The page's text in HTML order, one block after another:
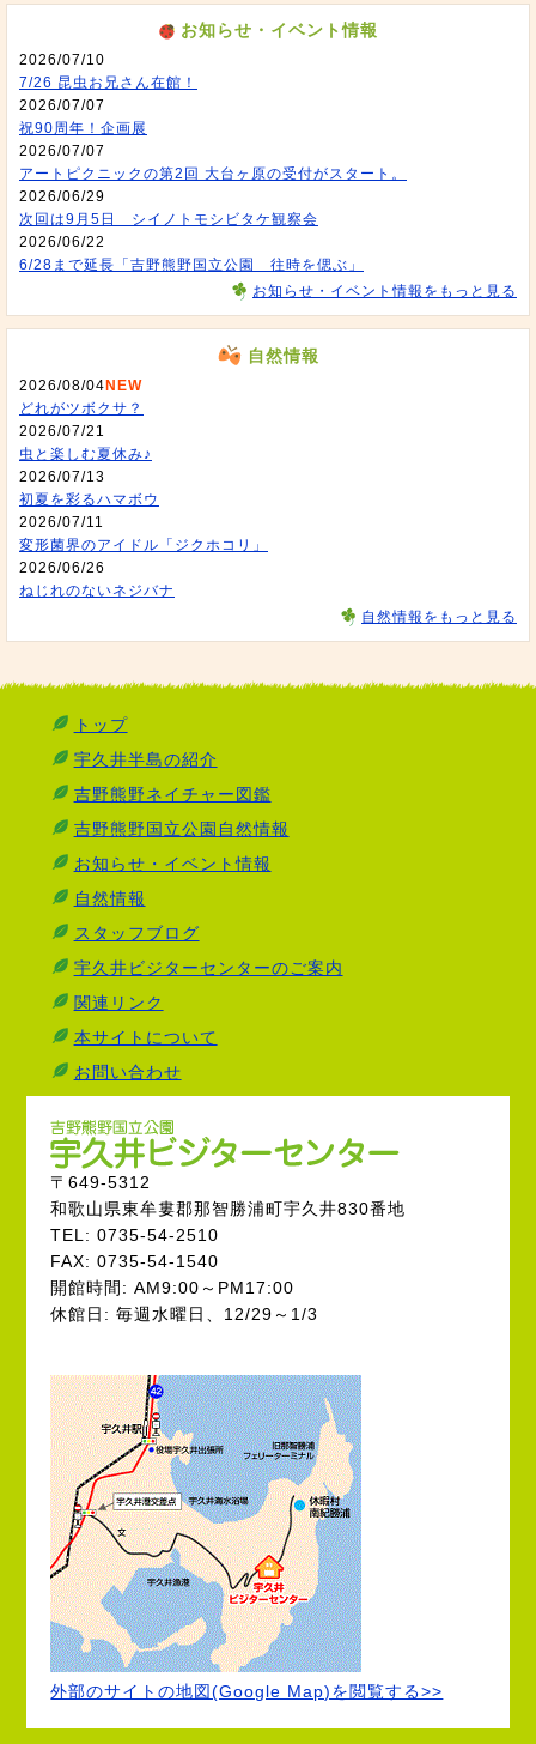
お知らせ・イベント情報
2026/07/10
7/26 昆虫お兄さん在館！
2026/07/07
祝90周年！企画展
2026/07/07
アートピクニックの第2回 大台ヶ原の受付がスタート。
2026/06/29
次回は9月5日 シイノトモシビタケ観察会
2026/06/22
6/28まで延長「吉野熊野国立公園 往時を偲ぶ」
お知らせ・イベント情報をもっと見る
自然情報
2026/08/04 NEW
どれがツボクサ？
2026/07/21
虫と楽しむ夏休み♪
2026/07/13
初夏を彩るハマボウ
2026/07/11
変形菌界のアイドル「ジクホコリ」
2026/06/26
ねじれのないネジバナ
自然情報をもっと見る
トップ
宇久井半島の紹介
吉野熊野ネイチャー図鑑
吉野熊野国立公園自然情報
お知らせ・イベント情報
自然情報
スタッフブログ
宇久井ビジターセンターのご案内
関連リンク
本サイトについて
お問い合わせ
〒649-5312
和歌山県東牟婁郡那智勝浦町宇久井830番地
TEL: 0735-54-2510
FAX: 0735-54-1540
開館時間: AM9:00～PM17:00
休館日: 毎週水曜日、12/29～1/3
外部のサイトの地図(Google Map)を閲覧する>>